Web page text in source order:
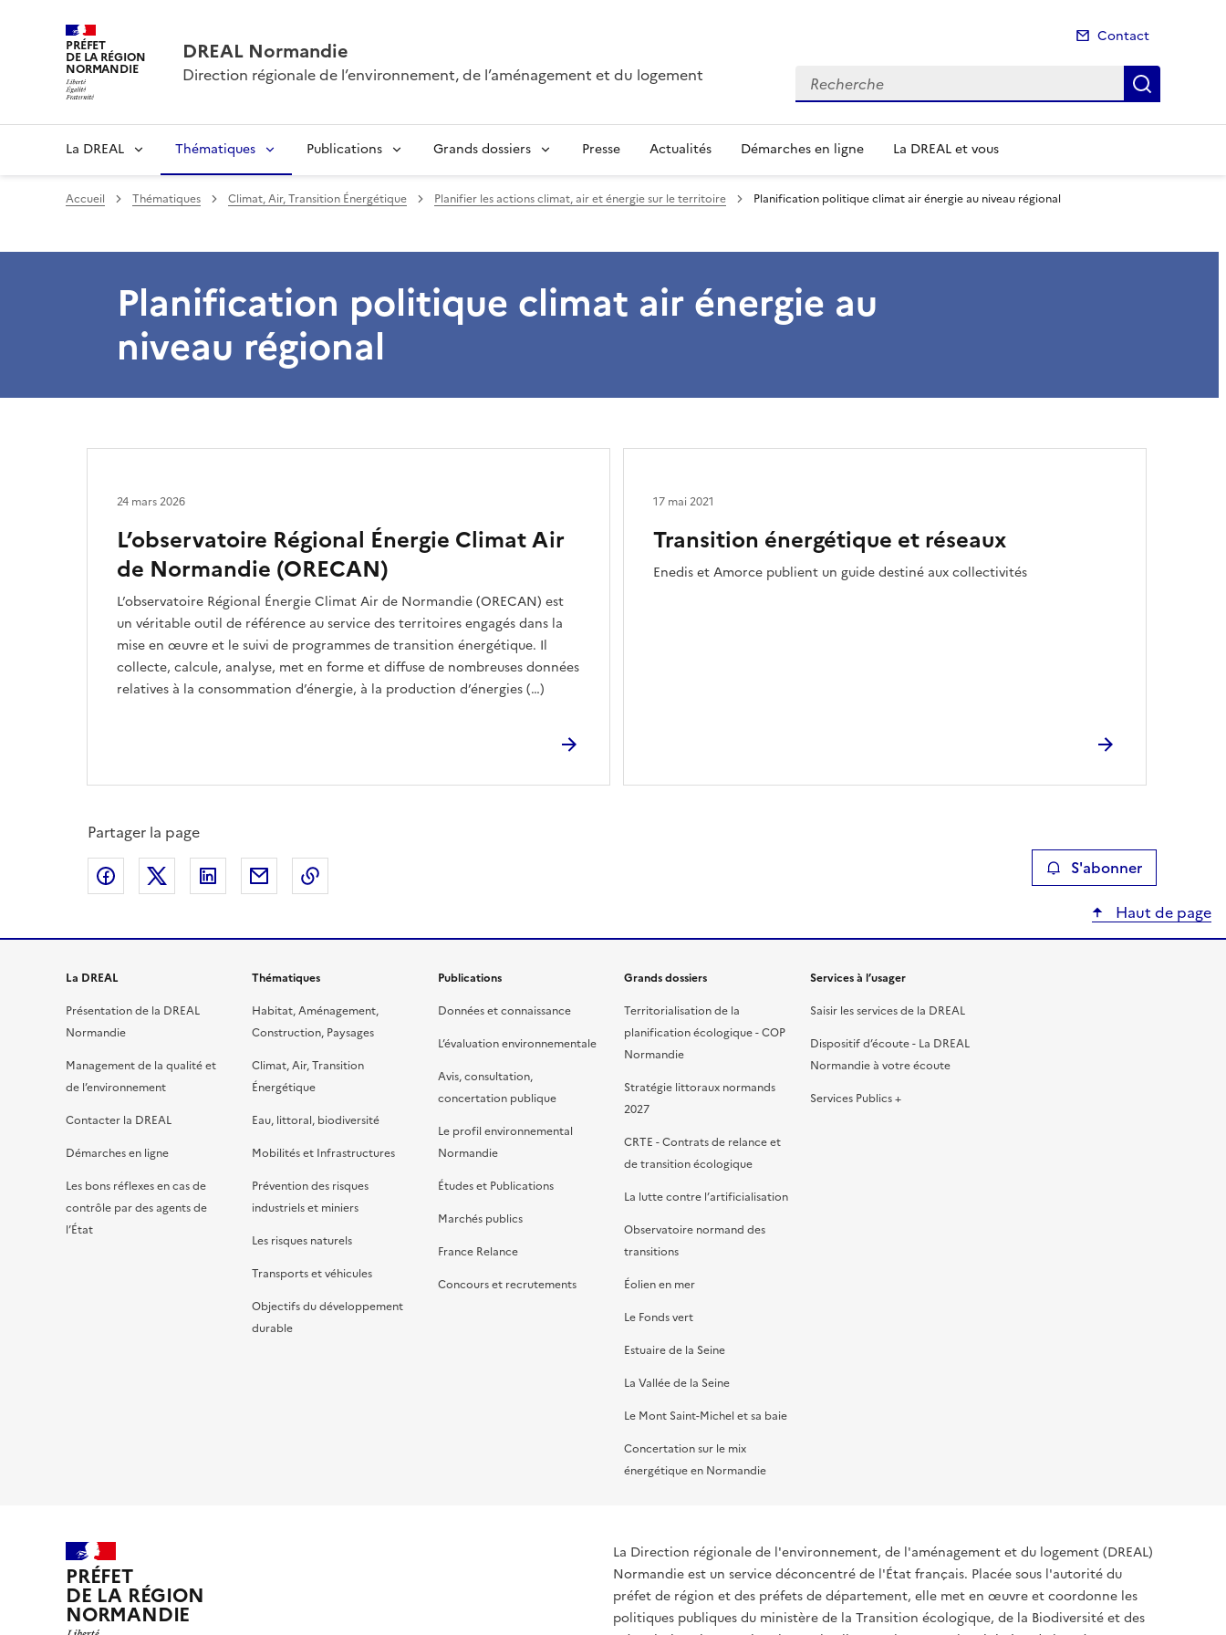
PRÉFET
DE LA RÉGION
NORMANDIE
DREAL Normandie
Direction régionale de l’environnement, de l’aménagement et du logement
Contact
Recherche
La DREAL Thématiques Publications Grands dossiers Presse Actualités Démarches en ligne La DREAL et vous
Accueil Thématiques Climat, Air, Transition Énergétique Planifier les actions climat, air et énergie sur le territoire Planification politique climat air énergie au niveau régional
Planification politique climat air énergie au
niveau régional
L’observatoire Régional Énergie Climat Air
de Normandie (ORECAN)
L’observatoire Régional Énergie Climat Air de Normandie (ORECAN) est
un véritable outil de référence au service des territoires engagés dans la
mise en œuvre et le suivi de programmes de transition énergétique. Il
collecte, calcule, analyse, met en forme et diffuse de nombreuses données
relatives à la consommation d’énergie, à la production d’énergies (…)
24 mars 2026
Transition énergétique et réseaux
Enedis et Amorce publient un guide destiné aux collectivités
17 mai 2021
Partager la page
Partager sur Facebook
Partager sur XPartager sur LinkedIn
Partager par email S'abonner
Haut de page
La DREAL
Présentation de la DREAL
Normandie
Management de la qualité et
de l’environnement
Contacter la DREAL
Démarches en ligne
Les bons réflexes en cas de
contrôle par des agents de
l’État
Thématiques
Habitat, Aménagement,
Construction, Paysages
Climat, Air, Transition
Énergétique
Eau, littoral, biodiversité
Mobilités et Infrastructures
Prévention des risques
industriels et miniers
Les risques naturels
Transports et véhicules
Objectifs du développement
durable
Publications
Données et connaissance
L’évaluation environnementale
Avis, consultation,
concertation publique
Le profil environnemental
Normandie
Études et Publications
Marchés publics
France Relance
Concours et recrutements
Grands dossiers
Territorialisation de la
planification écologique - COP
Normandie
Stratégie littoraux normands
2027
CRTE - Contrats de relance et
de transition écologique
La lutte contre l’artificialisation
Observatoire normand des
transitions
Éolien en mer
Le Fonds vert
Estuaire de la Seine
La Vallée de la Seine
Le Mont Saint-Michel et sa baie
Concertation sur le mix
énergétique en Normandie
Services à l’usager
Saisir les services de la DREAL
Dispositif d’écoute - La DREAL
Normandie à votre écoute
Services Publics +
PRÉFET
DE LA RÉGION
NORMANDIE
La Direction régionale de l'environnement, de l'aménagement et du logement (DREAL)
Normandie est un service déconcentré de l'État français. Placée sous l'autorité du
préfet de région et des préfets de département, elle met en œuvre et coordonne les
politiques publiques du ministère de la Transition écologique, de la Biodiversité et des